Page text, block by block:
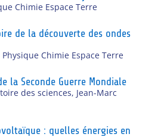
Chimie Espace Terre
de la découverte des ondes
Physique Chimie Espace Terre
la Seconde Guerre Mondiale
des sciences, Jean-Marc
: quelles énergies en